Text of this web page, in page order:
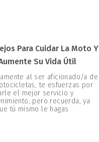
Para Cuidar La Moto Y
Su Vida Útil
al ser aficionado/a de
te esfuerzas por
el mejor servicio y
pero recuerda, ya
tú mismo le hagas